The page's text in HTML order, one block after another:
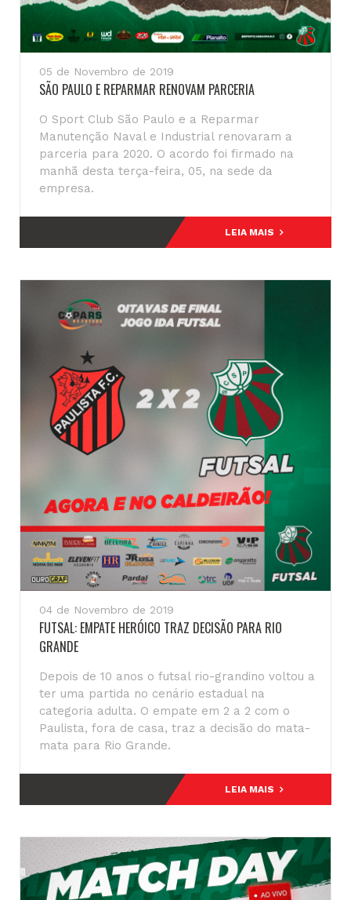
05 de Novembro de 2019
SÃO PAULO E REPARMAR RENOVAM PARCERIA
O Sport Club São Paulo e a Reparmar
Manutenção Naval e Industrial renovaram a
parceria para 2020. O acordo foi firmado na
manhã desta terça-feira, 05, na sede da
empresa.
LEIA MAIS
04 de Novembro de 2019
FUTSAL: EMPATE HERÓICO TRAZ DECISÃO PARA RIO
GRANDE
Depois de 10 anos o futsal rio-grandino voltou a
ter uma partida no cenário estadual na
categoria adulta. O empate em 2 a 2 com o
Paulista, fora de casa, traz a decisão do mata-
mata para Rio Grande.
LEIA MAIS